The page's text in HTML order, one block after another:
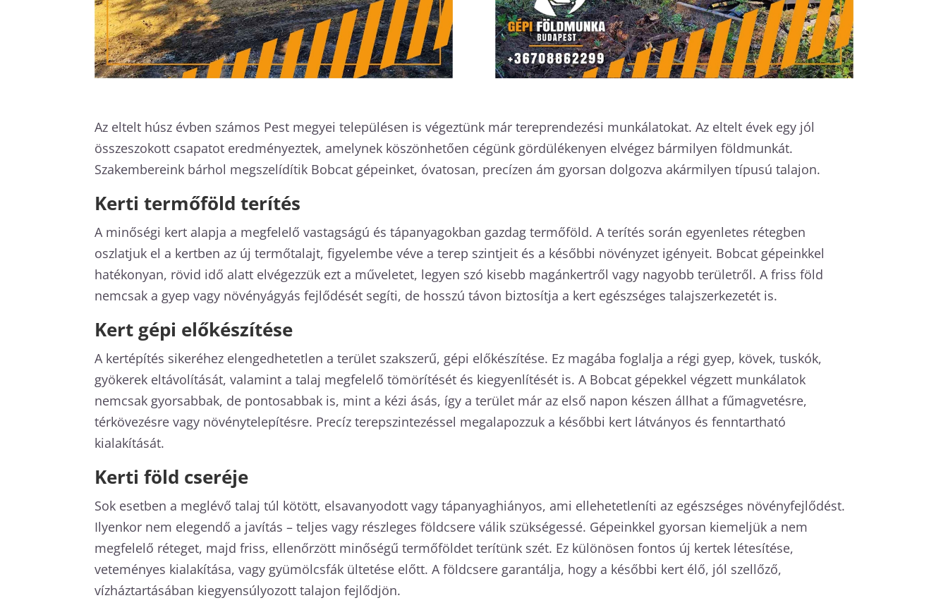
Az eltelt húsz évben számos Pest megyei településen is végeztünk már tereprendezési munkálatokat. Az eltelt évek egy jól
összeszokott csapatot eredményeztek, amelynek köszönhetően cégünk gördülékenyen elvégez bármilyen földmunkát.
Szakembereink bárhol megszelídítik Bobcat gépeinket, óvatosan, precízen ám gyorsan dolgozva akármilyen típusú talajon.
Kerti termőföld terítés
A minőségi kert alapja a megfelelő vastagságú és tápanyagokban gazdag termőföld. A terítés során egyenletes rétegben
oszlatjuk el a kertben az új termőtalajt, figyelembe véve a terep szintjeit és a későbbi növényzet igényeit. Bobcat gépeinkkel
hatékonyan, rövid idő alatt elvégezzük ezt a műveletet, legyen szó kisebb magánkertről vagy nagyobb területről. A friss föld
nemcsak a gyep vagy növényágyás fejlődését segíti, de hosszú távon biztosítja a kert egészséges talajszerkezetét is.
Kert gépi előkészítése
A kertépítés sikeréhez elengedhetetlen a terület szakszerű, gépi előkészítése. Ez magába foglalja a régi gyep, kövek, tuskók,
gyökerek eltávolítását, valamint a talaj megfelelő tömörítését és kiegyenlítését is. A Bobcat gépekkel végzett munkálatok
nemcsak gyorsabbak, de pontosabbak is, mint a kézi ásás, így a terület már az első napon készen állhat a fűmagvetésre,
térkövezésre vagy növénytelepítésre. Precíz terepszintezéssel megalapozzuk a későbbi kert látványos és fenntartható
kialakítását.
Kerti föld cseréje
Sok esetben a meglévő talaj túl kötött, elsavanyodott vagy tápanyaghiányos, ami ellehetetleníti az egészséges növényfejlődést.
Ilyenkor nem elegendő a javítás – teljes vagy részleges földcsere válik szükségessé. Gépeinkkel gyorsan kiemeljük a nem
megfelelő réteget, majd friss, ellenőrzött minőségű termőföldet terítünk szét. Ez különösen fontos új kertek létesítése,
veteményes kialakítása, vagy gyümölcsfák ültetése előtt. A földcsere garantálja, hogy a későbbi kert élő, jól szellőző,
vízháztartásában kiegyensúlyozott talajon fejlődjön.